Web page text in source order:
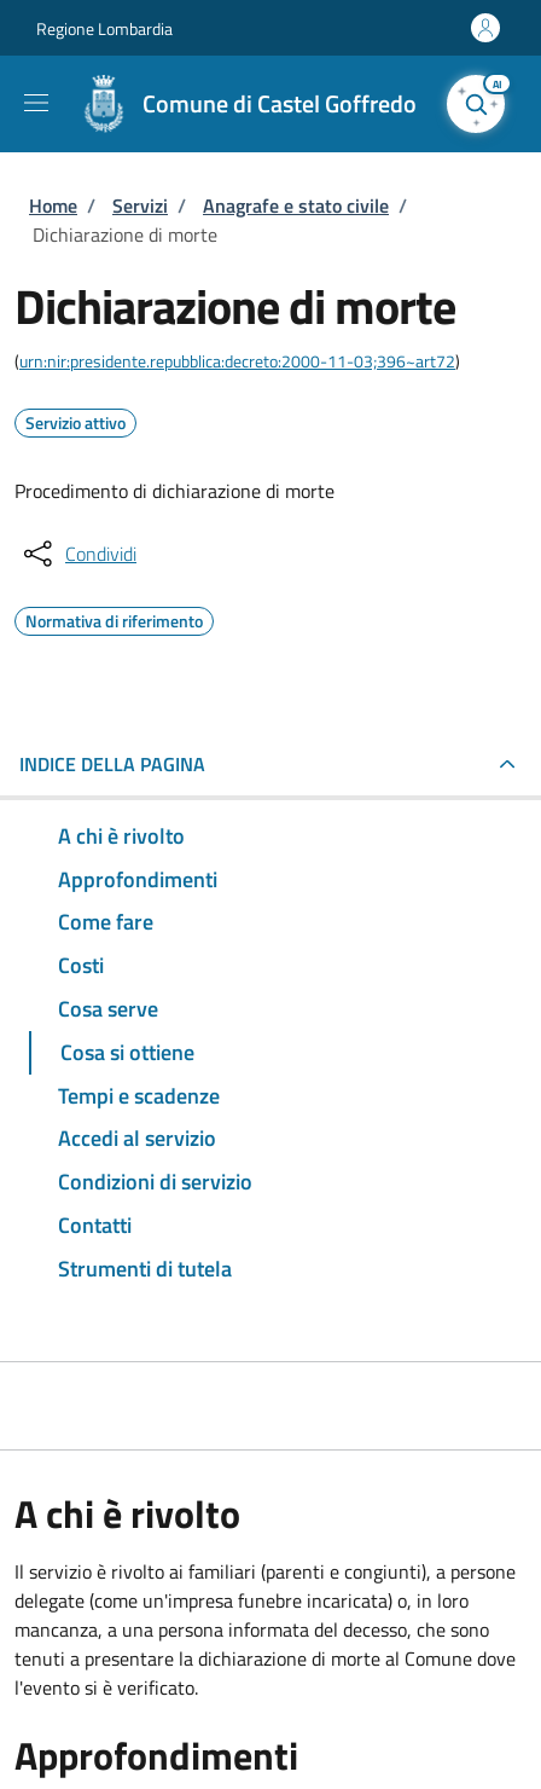
Regione Lombardia
Comune di Castel Goffredo
AI
Briciole di pane
Home / Servizi / Anagrafe e stato civile /
Dichiarazione di morte
Dichiarazione di morte
(urn:nir:presidente.repubblica:decreto:2000-11-03;396~art72)
Servizio attivo
Procedimento di dichiarazione di morte
Condividi
Normativa di riferimento
INDICE DELLA PAGINA
A chi è rivolto
Approfondimenti
Come fare
Costi
Cosa serve
Cosa si ottiene
Tempi e scadenze
Accedi al servizio
Condizioni di servizio
Contatti
Strumenti di tutela
A chi è rivolto
Il servizio è rivolto ai familiari (parenti e congiunti), a persone
delegate (come un'impresa funebre incaricata) o, in loro
mancanza, a una persona informata del decesso, che sono
tenuti a presentare la dichiarazione di morte al Comune dove
l'evento si è verificato.
Approfondimenti